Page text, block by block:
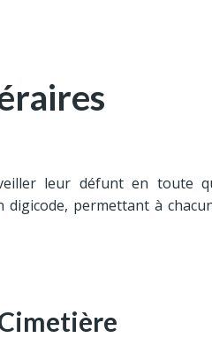
leur défunt en toute
permettant à